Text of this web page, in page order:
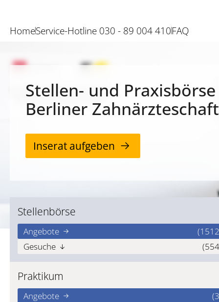
HomeService-Hotline 030 - 89 004 410FAQ
Stellen- und
Berliner Zahnärzteschaft
Inserat aufgeben
Stellenbörse
Angebote
Gesuche
Praktikum
Angebote